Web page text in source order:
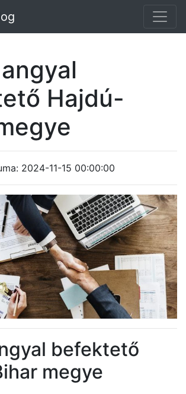
Hajdú-
2024-11-15 00:00:00
befektető
megye